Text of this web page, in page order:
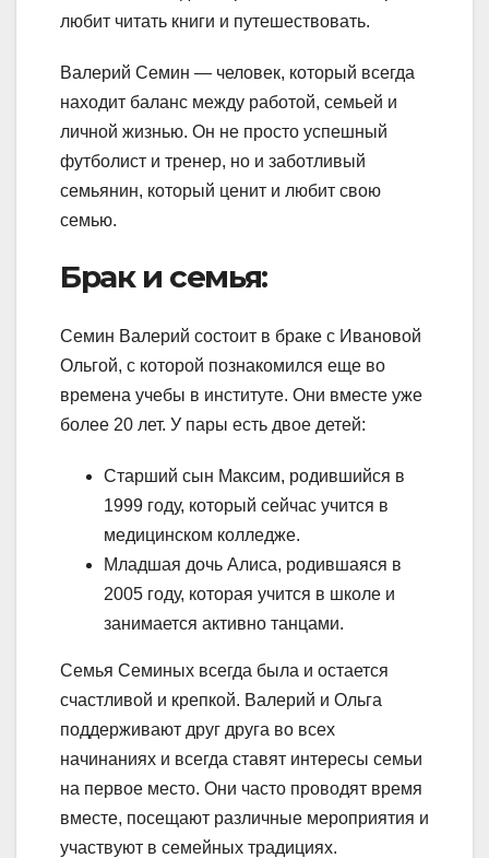
любит читать книги и путешествовать.
Валерий Семин — человек, который всегда
находит баланс между работой, семьей и
личной жизнью. Он не просто успешный
футболист и тренер, но и заботливый
семьянин, который ценит и любит свою
семью.
Брак и семья:
Семин Валерий состоит в браке с Ивановой
Ольгой, с которой познакомился еще во
времена учебы в институте. Они вместе уже
более 20 лет. У пары есть двое детей:
Старший сын Максим, родившийся в
1999 году, который сейчас учится в
медицинском колледже.
Младшая дочь Алиса, родившаяся в
2005 году, которая учится в школе и
занимается активно танцами.
Семья Семиных всегда была и остается
счастливой и крепкой. Валерий и Ольга
поддерживают друг друга во всех
начинаниях и всегда ставят интересы семьи
на первое место. Они часто проводят время
вместе, посещают различные мероприятия и
участвуют в семейных традициях.